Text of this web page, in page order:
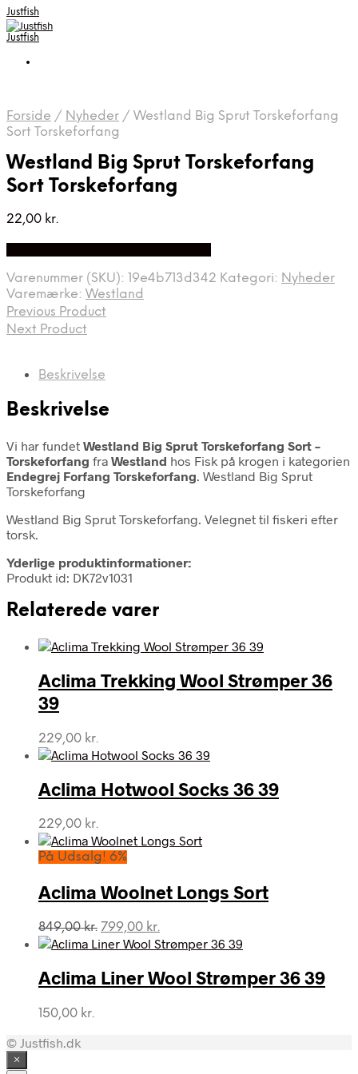
Justfish
Justfish
Forside / Nyheder / Westland Big Sprut Torskeforfang
Sort Torskeforfang
Westland Big Sprut Torskeforfang
Sort Torskeforfang
22,00 kr.
Varenummer (SKU): 19e4b713d342 Kategori: Nyheder
Varemærke: Westland
Previous Product
Next Product
Beskrivelse
Beskrivelse
Vi har fundet Westland Big Sprut Torskeforfang Sort –
Torskeforfang fra Westland hos Fisk på krogen i kategorien
Endegrej Forfang Torskeforfang. Westland Big Sprut
Torskeforfang
Westland Big Sprut Torskeforfang. Velegnet til fiskeri efter
torsk.
Yderlige produktinformationer:
Produkt id: DK72v1031
Relaterede varer
Aclima Trekking Wool Strømper 36
39
229,00 kr.
Aclima Hotwool Socks 36 39
229,00 kr.
På Udsalg! 6%
Aclima Woolnet Longs Sort
849,00kr. Den
oprindelige
var:
849,00 kr..
799,00 kr.
aktuelle
er:
799,00 kr..
Aclima Liner Wool Strømper 36 39
150,00 kr.
© Justfish.dk
×